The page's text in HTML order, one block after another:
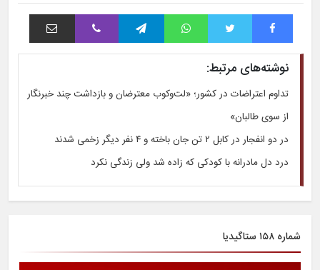
فیس بوک توییتر واتس آپ تلگرام وایبر اشتراک با ایمیل
نوشته‌های مرتبط:
تداوم اعتراضات در کشور؛ «لت‌وکوب معترضان و بازداشت چند خبرنگار
از سوی طالبان»
در دو انفجار در کابل ۲ تن جان باخته و ۴ نفر دیگر زخمی شدند
درد دل مادرانه با کودکی که زاده شد ولی زندگی نکرد
شماره ۱۵۸ ستاگیدیا